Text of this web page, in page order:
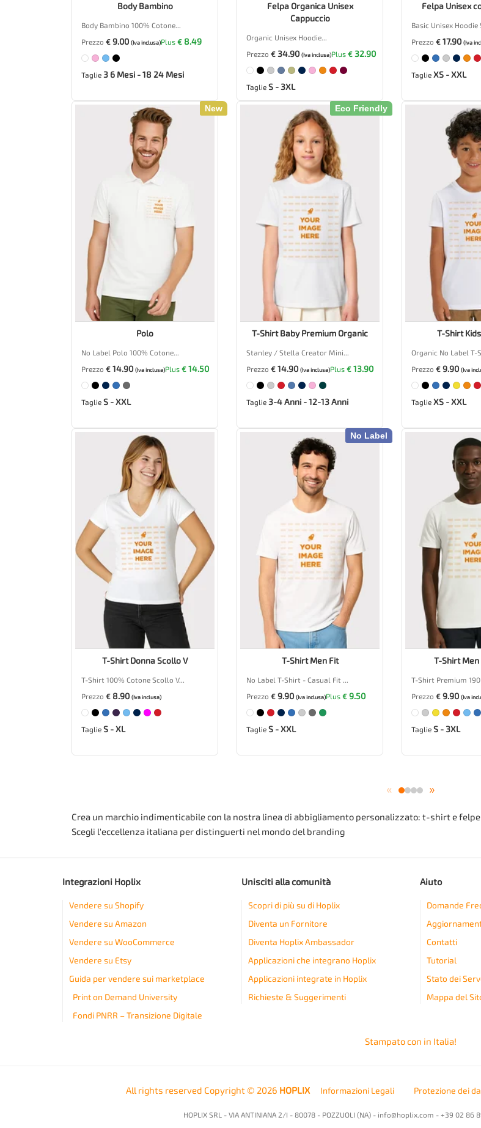
Body Bambino
Body Bambino 100% Cotone...
Prezzo € 9.00 (Iva inclusa)Plus € 8.49
Taglie 3 6 Mesi - 18 24 Mesi
Felpa Organica Unisex
Cappuccio
Organic Unisex Hoodie...
Prezzo € 34.90 (Iva inclusa)Plus € 32.90
Taglie S - 3XL
Felpa Unisex
Basic Unisex Hoodie
Prezzo € 17.90 (Iva
Taglie XS - XXL
New
Polo
No Label Polo 100% Cotone...
Prezzo € 14.90 (Iva inclusa)Plus € 14.50
Taglie S - XXL
Eco Friendly
T-Shirt Baby Premium Organic
Stanley / Stella Creator Mini...
Prezzo € 14.90 (Iva inclusa)Plus € 13.90
Taglie 3-4 Anni - 12-13 Anni
T-Shirt
Organic No Label T-
Prezzo € 9.90 (Iva
Taglie XS - XXL
T-Shirt Donna Scollo V
T-Shirt 100% Cotone Scollo V...
Prezzo € 8.90 (Iva inclusa)
Taglie S - XL
No Label
T-Shirt Men Fit
No Label T-Shirt - Casual Fit ...
Prezzo € 9.90 (Iva inclusa)Plus € 9.50
Taglie S - XXL
T-Shirt
T-Shirt Premium
Prezzo € 9.90 (Iva
Taglie S - 3XL
« »
Crea un marchio indimenticabile con la nostra linea di abbigliamento personalizzato: t-shirt e
Scegli l'eccellenza italiana per distinguerti nel mondo del branding
Integrazioni Hoplix
Vendere su Shopify
Vendere su Amazon
Vendere su WooCommerce
Vendere su Etsy
Guida per vendere sui marketplace
Print on Demand University
Fondi PNRR – Transizione Digitale
Unisciti alla comunità
Scopri di più su di Hoplix
Diventa un Fornitore
Diventa Hoplix Ambassador
Applicazioni che integrano Hoplix
Applicazioni integrate in Hoplix
Richieste & Suggerimenti
Aiuto
Domande
Contatti
Tutorial
Stato dei
Mappa del
Stampato con in Italia!
All rights reserved Copyright © 2026 HOPLIX Informazioni Legali Protezione dei
HOPLIX SRL - VIA ANTINIANA 2/I - 80078 - POZZUOLI (NA) - info@hoplix.com - +39 02 86